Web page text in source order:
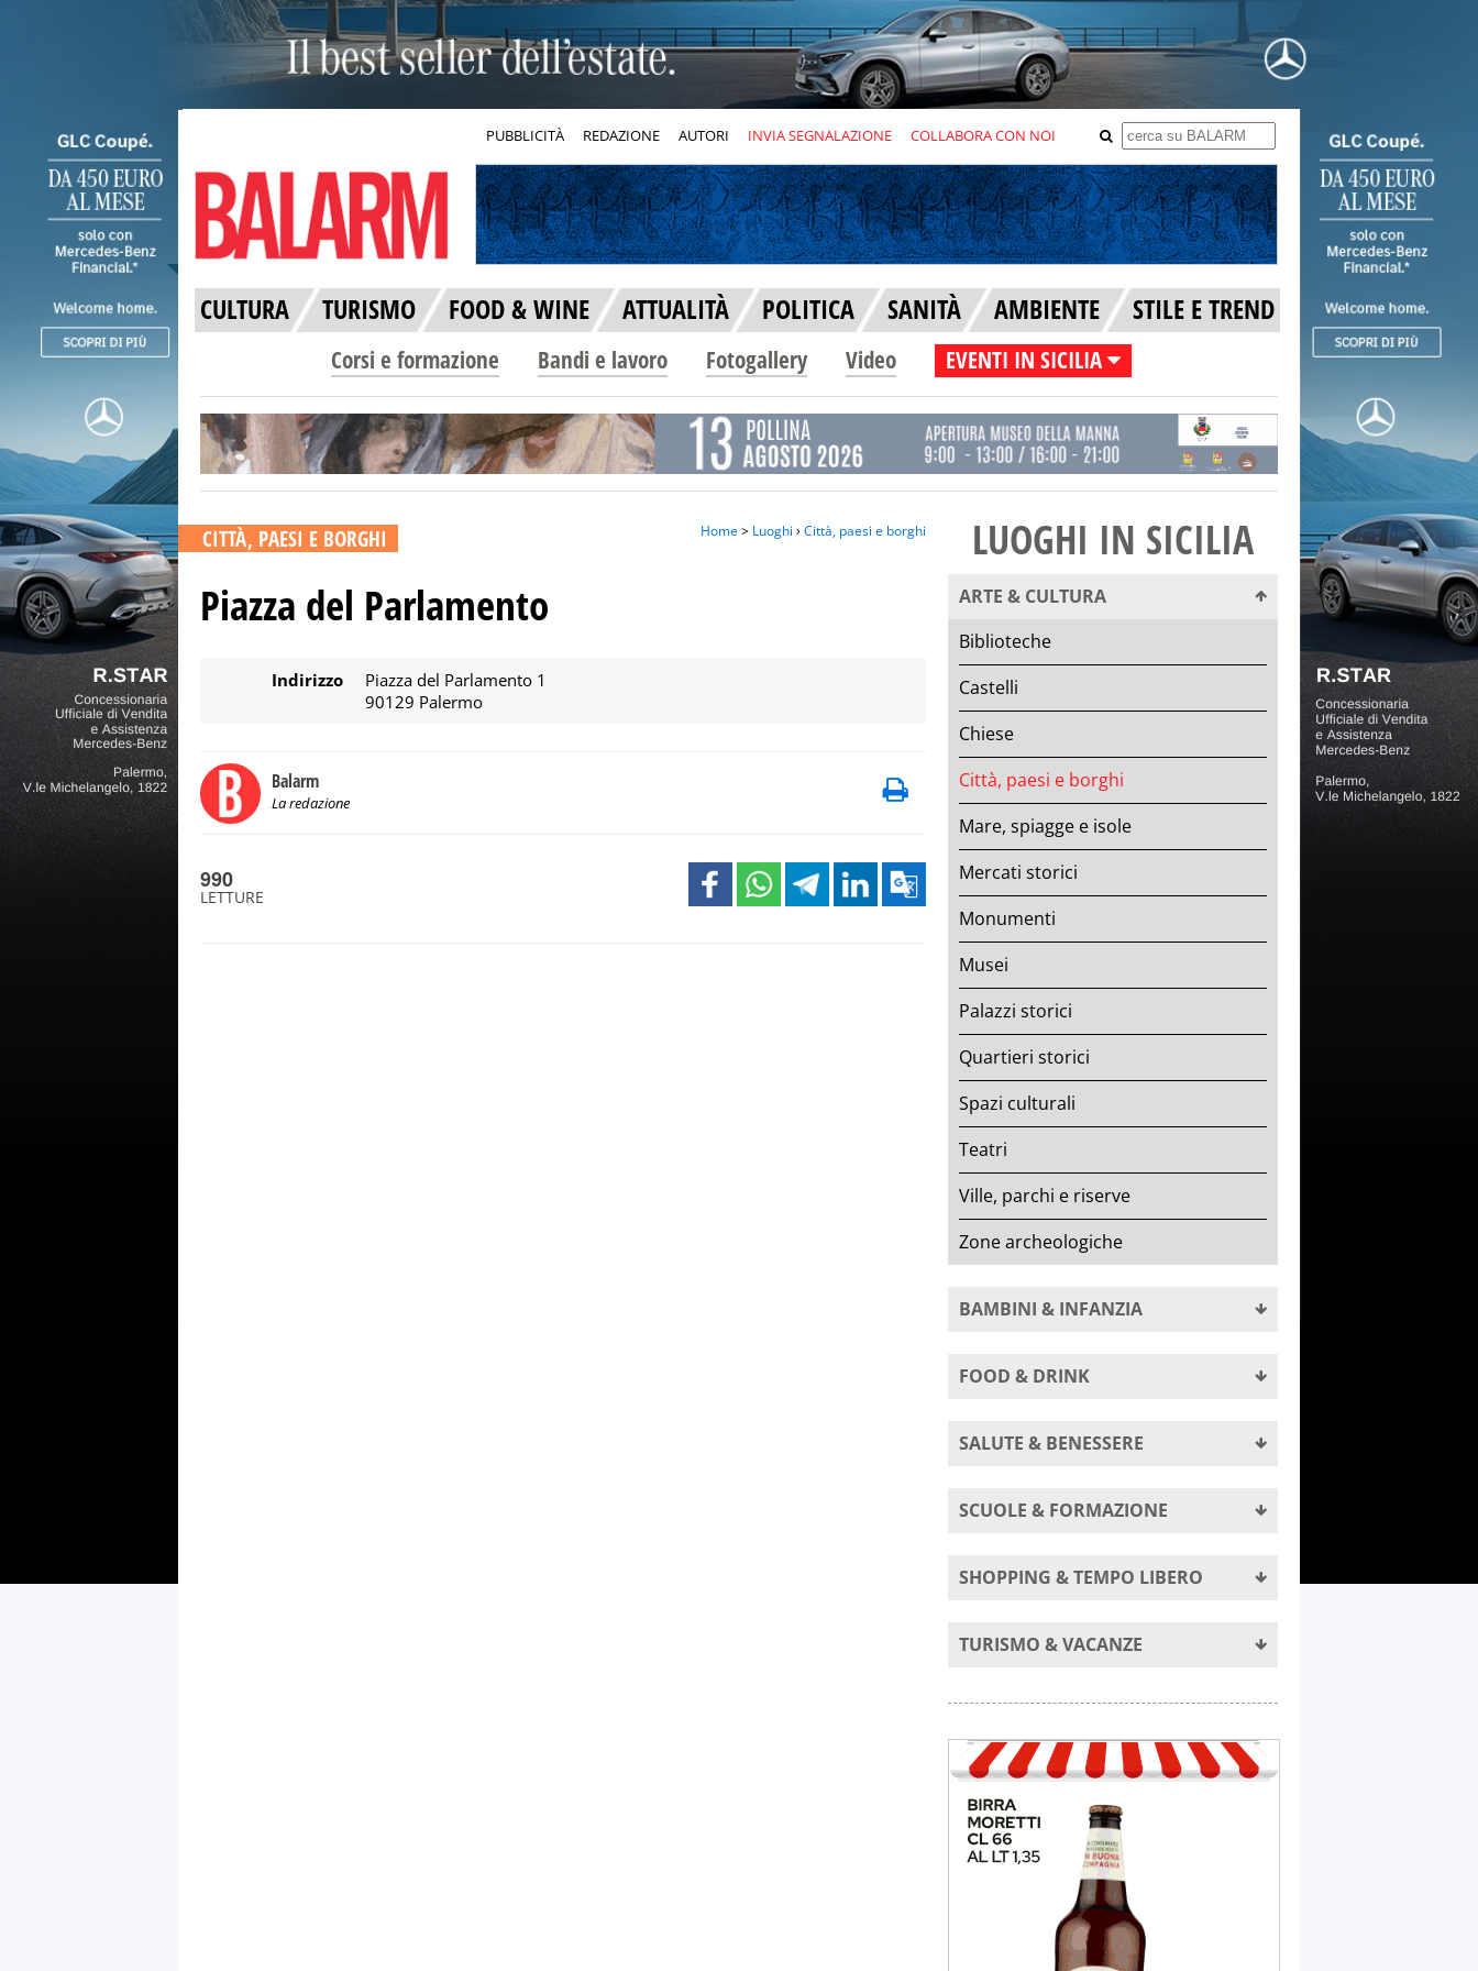
PUBBLICITÀ REDAZIONE AUTORI INVIA SEGNALAZIONE COLLABORA CON NOI
CULTURA TURISMO FOOD & WINE ATTUALITÀ POLITICA SANITÀ AMBIENTE STILE E TREND
Corsi e formazione Bandi e lavoro Fotogallery Video EVENTI IN SICILIA
CITTÀ, PAESI E BORGHI Home> Luoghi › Città, paesi e borghi
Piazza del Parlamento
Indirizzo
Piazza del Parlamento 1
90129 Palermo
Balarm
La redazione
990
LETTURE
LUOGHI IN SICILIA
ARTE & CULTURA
Biblioteche
Castelli
Chiese
Città, paesi e borghi
Mare, spiagge e isole
Mercati storici
Monumenti
Musei
Palazzi storici
Quartieri storici
Spazi culturali
Teatri
Ville, parchi e riserve
Zone archeologiche
BAMBINI & INFANZIA
FOOD & DRINK
SALUTE & BENESSERE
SCUOLE & FORMAZIONE
SHOPPING & TEMPO LIBERO
TURISMO & VACANZE